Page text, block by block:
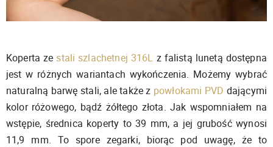
Koperta ze stali szlachetnej 316L z falistą lunetą dostępna
jest w różnych wariantach wykończenia. Możemy wybrać
naturalną barwę stali, ale także z powłokami PVD dającymi
kolor różowego, bądź żółtego złota. Jak wspomniałem na
wstępie, średnica koperty to 39 mm, a jej grubość wynosi
11,9 mm. To spore zegarki, biorąc pod uwagę, że to